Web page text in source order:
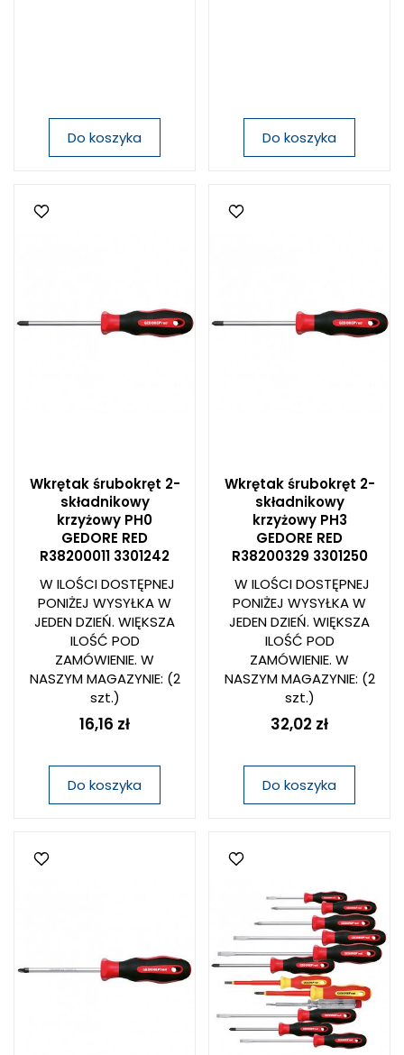
Do koszyka Do koszyka
Wkrętak śrubokręt 2-
składnikowy
krzyżowy PH0
GEDORE RED
R38200011 3301242
W ILOŚCI DOSTĘPNEJ
PONIŻEJ WYSYŁKA W
JEDEN DZIEŃ. WIĘKSZA
ILOŚĆ POD
ZAMÓWIENIE. W
NASZYM MAGAZYNIE: (2
szt.)
16,16 zł
Do koszyka
Wkrętak śrubokręt 2-
składnikowy
krzyżowy PH3
GEDORE RED
R38200329 3301250
W ILOŚCI DOSTĘPNEJ
PONIŻEJ WYSYŁKA W
JEDEN DZIEŃ. WIĘKSZA
ILOŚĆ POD
ZAMÓWIENIE. W
NASZYM MAGAZYNIE: (2
szt.)
32,02 zł
Do koszyka